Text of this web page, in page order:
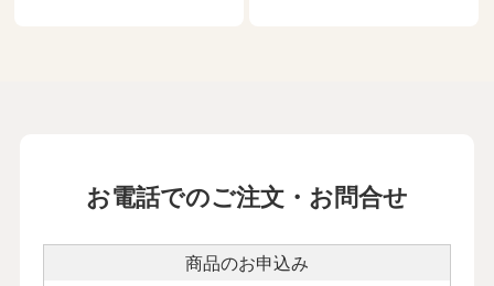
お電話でのご注文・お問合せ
商品のお申込み